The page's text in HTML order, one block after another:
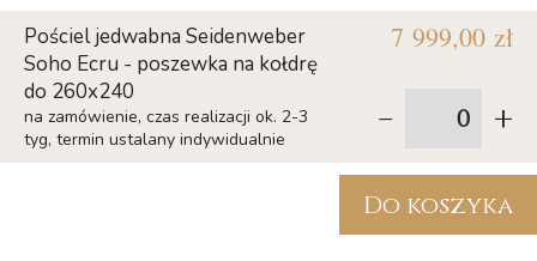
Pościel jedwabna Seidenweber
Soho Ecru - poszewka na kołdrę
do 260x240
na zamówienie, czas realizacji ok. 2-3
tyg, termin ustalany indywidualnie
7 999,00 zł
- +
Do koszyka